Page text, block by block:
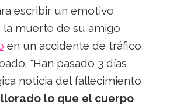
escribir un emotivo
la muerte de su amigo
en un accidente de tráfico
"Han pasado 3 días
noticia del fallecimiento
lo que el cuerpo